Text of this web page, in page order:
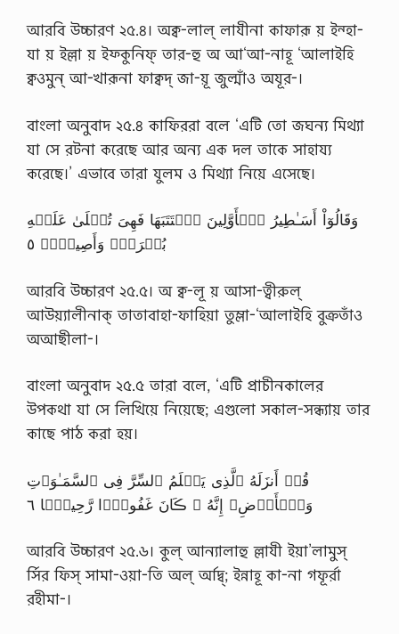
আরবি উচ্চারণ ২৫.৪। অক্ব-লাল্ লাযীনা কাফারূ য় ইন্হা-
যা য় ইল্লা য় ইফ্কুনিফ্ তার-হু অ আ‘আ-নাহূ ‘আলাইহি
ক্বওমুন্ আ-খারূনা ফাক্বদ্ জা-য়ূ জুল্মাঁও অযূর-।
বাংলা অনুবাদ ২৫.৪ কাফিররা বলে ‘এটি তো জঘন্য মিথ্যা
যা সে রটনা করেছে আর অন্য এক দল তাকে সাহায্য
করেছে।’ এভাবে তারা যুলম ও মিথ্যা নিয়ে এসেছে।
وَقَالُوٓاْ أَسَـٰطِيرُ ٱلۡأَوَّلِينَ ٱڪۡتَتَبَهَا فَهِىَ تُمۡلَىٰ عَلَيۡهِ
بُڪۡرَةً۬ وَأَصِيلاً۬ ٥
আরবি উচ্চারণ ২৫.৫। অ ক্ব-লূ য় আসা-ত্বীরুল্
আউয়্যালীনাক্ তাতাবাহা-ফাহিয়া তুম্লা-‘আলাইহি বুক্রতাঁও
অআছীলা-।
বাংলা অনুবাদ ২৫.৫ তারা বলে, ‘এটি প্রাচীনকালের
উপকথা যা সে লিখিয়ে নিয়েছে; এগুলো সকাল-সন্ধ্যায় তার
কাছে পাঠ করা হয়।
قُلۡ أَنزَلَهُ ٱلَّذِى يَعۡلَمُ ٱلسِّرَّ فِى ٱلسَّمَـٰوَٲتِ
وَٱلۡأَرۡضِ‌ۚ إِنَّهُ ۥ ڪَانَ غَفُورً۬ا رَّحِيمً۬ا ٦
আরবি উচ্চারণ ২৫.৬। কুল্ আন্যালাহু ল্লাযী ইয়া’লামুস্
র্সির ফিস্ সামা-ওয়া-তি অল্ র্আদ্ব্; ইন্নাহূ কা-না গফূর্রা
রহীমা-।